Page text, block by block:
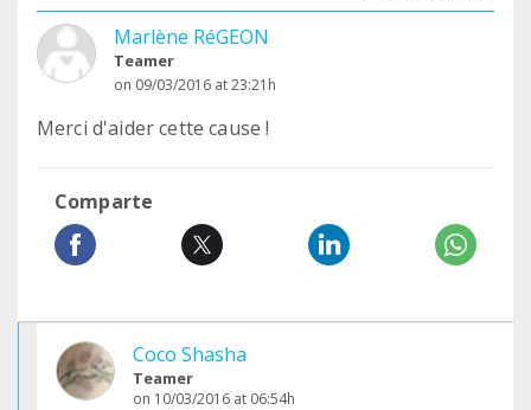
Marlène RéGEON
Teamer
on 09/03/2016 at 23:21h
Merci d'aider cette cause !
Comparte
Coco Shasha
Teamer
on 10/03/2016 at 06:54h